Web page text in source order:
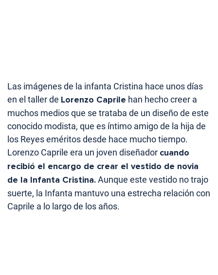
Las imágenes de la infanta Cristina hace unos días
en el taller de Lorenzo Caprile han hecho creer a
muchos medios que se trataba de un diseño de este
conocido modista, que es íntimo amigo de la hija de
los Reyes eméritos desde hace mucho tiempo.
Lorenzo Caprile era un joven diseñador cuando
recibió el encargo de crear el vestido de novia
de la Infanta Cristina.Aunque este vestido no trajo
suerte, la Infanta mantuvo una estrecha relación con
Caprile a lo largo de los años.